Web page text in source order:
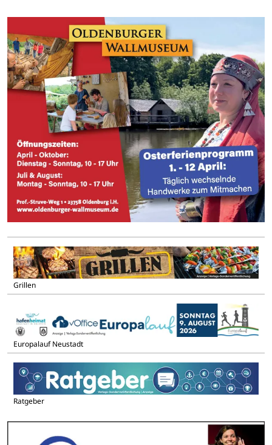
Grillen
Europalauf Neustadt
Ratgeber